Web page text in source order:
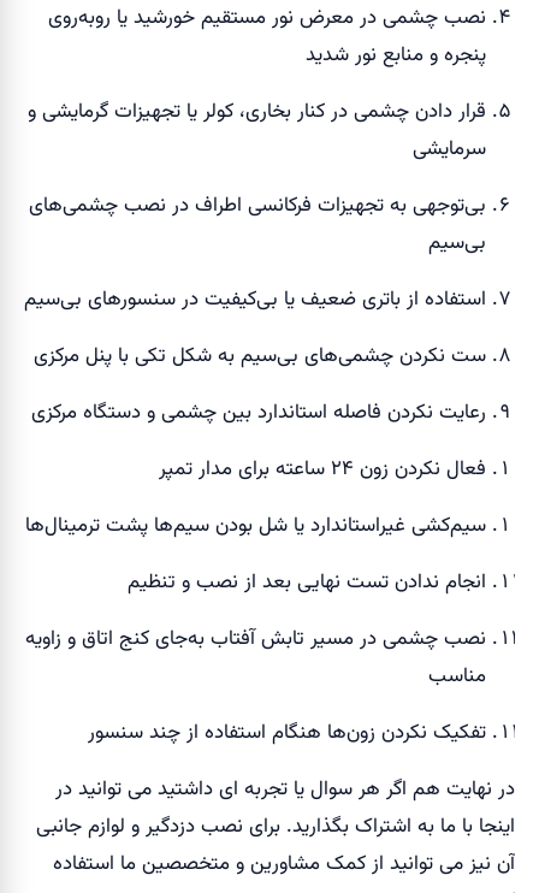
نصب چشمی در معرض نور مستقیم خورشید یا روبه‌روی
پنجره و منابع نور شدید
قرار دادن چشمی در کنار بخاری، کولر یا تجهیزات گرمایشی و
سرمایشی
بی‌توجهی به تجهیزات فرکانسی اطراف در نصب چشمی‌های
بی‌سیم
استفاده از باتری ضعیف یا بی‌کیفیت در سنسورهای بی‌سیم
ست نکردن چشمی‌های بی‌سیم به شکل تکی با پنل مرکزی
رعایت نکردن فاصله استاندارد بین چشمی و دستگاه مرکزی
فعال نکردن زون ۲۴ ساعته برای مدار تمپر
سیم‌کشی غیراستاندارد یا شل بودن سیم‌ها پشت ترمینال‌ها
انجام ندادن تست نهایی بعد از نصب و تنظیم
نصب چشمی در مسیر تابش آفتاب به‌جای کنج اتاق و زاویه
مناسب
تفکیک نکردن زون‌ها هنگام استفاده از چند سنسور
در نهایت هم اگر هر سوال یا تجربه ای داشتید می توانید در
اینجا با ما به اشتراک بگذارید. برای نصب دزدگیر و لوازم جانبی
آن نیز می توانید از کمک مشاورین و متخصصین ما استفاده